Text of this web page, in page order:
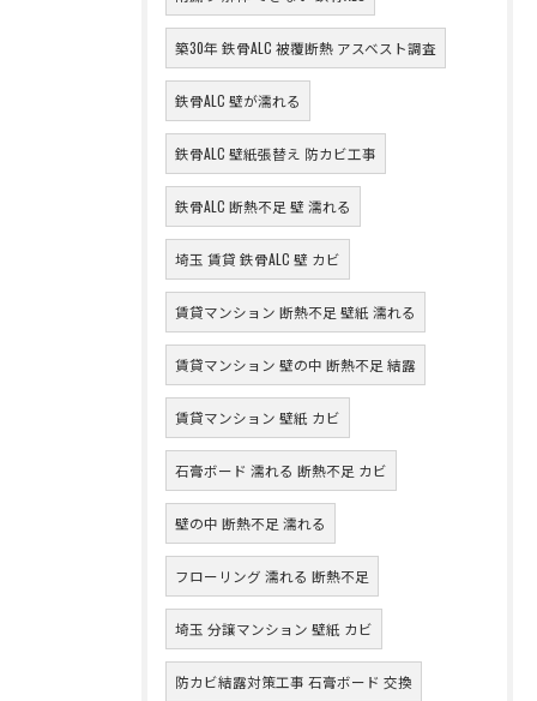
築30年 鉄骨ALC 被覆断熱 アスベスト調査
鉄骨ALC 壁が濡れる
鉄骨ALC 壁紙張替え 防カビ工事
鉄骨ALC 断熱不足 壁 濡れる
埼玉 賃貸 鉄骨ALC 壁 カビ
賃貸マンション 断熱不足 壁紙 濡れる
賃貸マンション 壁の中 断熱不足 結露
賃貸マンション 壁紙 カビ
石膏ボード 濡れる 断熱不足 カビ
壁の中 断熱不足 濡れる
フローリング 濡れる 断熱不足
埼玉 分譲マンション 壁紙 カビ
防カビ結露対策工事 石膏ボード 交換